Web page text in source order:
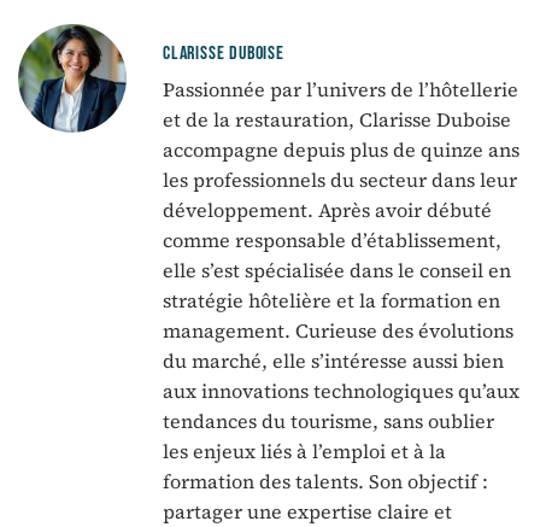
CLARISSE DUBOISE
Passionnée par l’univers de l’hôtellerie
et de la restauration, Clarisse Duboise
accompagne depuis plus de quinze ans
les professionnels du secteur dans leur
développement. Après avoir débuté
comme responsable d’établissement,
elle s’est spécialisée dans le conseil en
stratégie hôtelière et la formation en
management. Curieuse des évolutions
du marché, elle s’intéresse aussi bien
aux innovations technologiques qu’aux
tendances du tourisme, sans oublier
les enjeux liés à l’emploi et à la
formation des talents. Son objectif :
partager une expertise claire et